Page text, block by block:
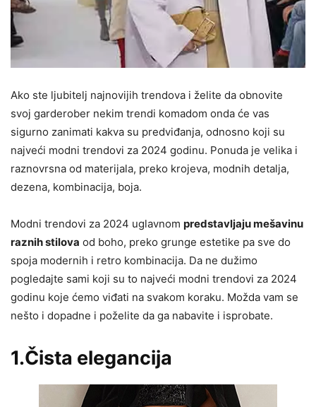
Ako ste ljubitelj najnovijih trendova i želite da obnovite
svoj garderober nekim trendi komadom onda će vas
sigurno zanimati kakva su predviđanja, odnosno koji su
najveći modni trendovi za 2024 godinu. Ponuda je velika i
raznovrsna od materijala, preko krojeva, modnih detalja,
dezena, kombinacija, boja.
Modni trendovi za 2024 uglavnom predstavljaju mešavinu
raznih stilova od boho, preko grunge estetike pa sve do
spoja modernih i retro kombinacija. Da ne dužimo
pogledajte sami koji su to najveći modni trendovi za 2024
godinu koje ćemo viđati na svakom koraku. Možda vam se
nešto i dopadne i poželite da ga nabavite i isprobate.
1.Čista elegancija